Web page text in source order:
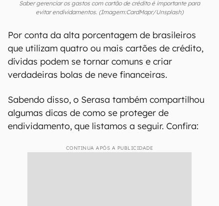
Saber gerenciar os gastos com cartão de crédito é importante para
evitar endividamentos. (Imagem:CardMapr/Unsplash)
Por conta da alta porcentagem de brasileiros
que utilizam quatro ou mais cartões de crédito,
dívidas podem se tornar comuns e criar
verdadeiras bolas de neve financeiras.
Sabendo disso, o Serasa também compartilhou
algumas dicas de como se proteger de
endividamento, que listamos a seguir. Confira:
CONTINUA APÓS A PUBLICIDADE